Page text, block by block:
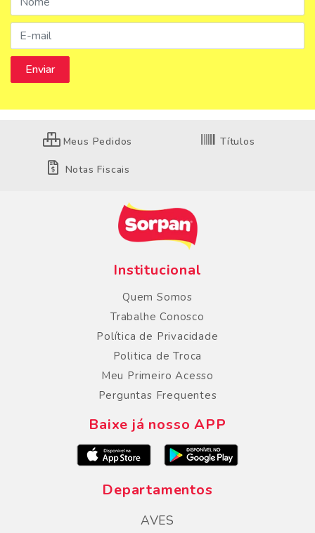
Meus Pedidos Títulos
Notas Fiscais
Institucional
Quem Somos
Trabalhe Conosco
Política de Privacidade
Politica de Troca
Meu Primeiro Acesso
Perguntas Frequentes
Baixe já nosso APP
Departamentos
AVES